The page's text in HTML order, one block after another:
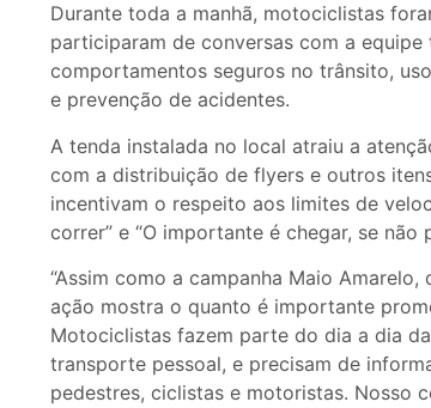
Durante toda a manhã, motociclistas
participaram de conversas com a
comportamentos seguros no trânsito,
e prevenção de acidentes.
A tenda instalada no local atraiu a
com a distribuição de flyers e outros
incentivam o respeito aos limites de
correr” e “O importante é chegar, se não
“Assim como a campanha Maio
ação mostra o quanto é importante
Motociclistas fazem parte do dia a dia
transporte pessoal, e precisam de
pedestres, ciclistas e motoristas. Nosso